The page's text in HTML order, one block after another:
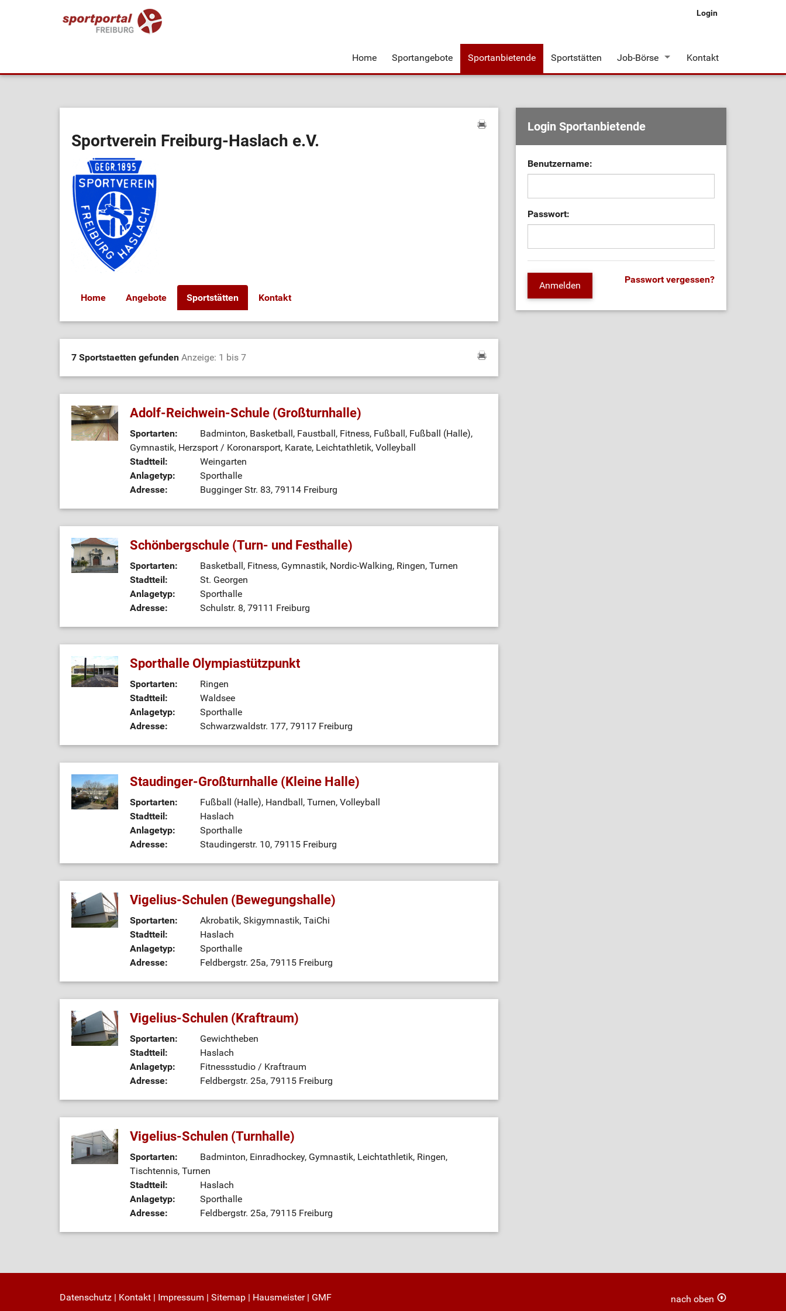
Login
Home Sportangebote Sportanbietende Sportstätten Job-Börse Kontakt
Sportverein Freiburg-Haslach e.V.
Home Angebote Sportstätten Kontakt
7 Sportstaetten gefunden Anzeige: 1 bis 7
Adolf-Reichwein-Schule (Großturnhalle)
Sportarten:
Badminton, Basketball, Faustball, Fitness, Fußball, Fußball (Halle),
Gymnastik, Herzsport / Koronarsport, Karate, Leichtathletik, Volleyball
Stadtteil:
Weingarten
Anlagetyp:
Sporthalle
Adresse:
Bugginger Str. 83, 79114 Freiburg
Schönbergschule (Turn- und Festhalle)
Sportarten:
Basketball, Fitness, Gymnastik, Nordic-Walking, Ringen, Turnen
Stadtteil:
St. Georgen
Anlagetyp:
Sporthalle
Adresse:
Schulstr. 8, 79111 Freiburg
Sporthalle Olympiastützpunkt
Sportarten:
Ringen
Stadtteil:
Waldsee
Anlagetyp:
Sporthalle
Adresse:
Schwarzwaldstr. 177, 79117 Freiburg
Staudinger-Großturnhalle (Kleine Halle)
Sportarten:
Fußball (Halle), Handball, Turnen, Volleyball
Stadtteil:
Haslach
Anlagetyp:
Sporthalle
Adresse:
Staudingerstr. 10, 79115 Freiburg
Vigelius-Schulen (Bewegungshalle)
Sportarten:
Akrobatik, Skigymnastik, TaiChi
Stadtteil:
Haslach
Anlagetyp:
Sporthalle
Adresse:
Feldbergstr. 25a, 79115 Freiburg
Vigelius-Schulen (Kraftraum)
Sportarten:
Gewichtheben
Stadtteil:
Haslach
Anlagetyp:
Fitnessstudio / Kraftraum
Adresse:
Feldbergstr. 25a, 79115 Freiburg
Vigelius-Schulen (Turnhalle)
Sportarten:
Badminton, Einradhockey, Gymnastik, Leichtathletik, Ringen,
Tischtennis, Turnen
Stadtteil:
Haslach
Anlagetyp:
Sporthalle
Adresse:
Feldbergstr. 25a, 79115 Freiburg
Login Sportanbietende
Benutzername:
Passwort:
Passwort vergessen?
Datenschutz | Kontakt | Impressum | Sitemap | Hausmeister| GMF nach oben